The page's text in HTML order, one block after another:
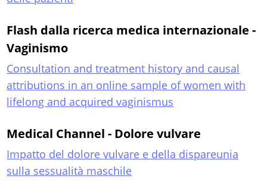
Flash dalla ricerca medica internazionale -
Vaginismo
Consultation and treatment history and causal
attributions in an online sample of women with
lifelong and acquired vaginismus
Medical Channel - Dolore vulvare
Impatto del dolore vulvare e della dispareunia
sulla sessualità maschile